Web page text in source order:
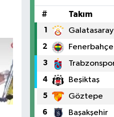
# Takım
1 Galatasaray
2 Fenerbahçe
3
4 Beşiktaş
5 Göztepe
6 Başakşehir